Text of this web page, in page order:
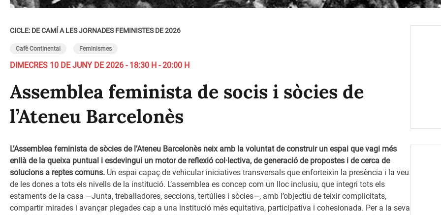
CICLE: DE CAMÍ A LES JORNADES FEMINISTES DE 2026
Cafè Continental Feminismes
DIMECRES 10 DE JUNY DE 2026 - 18:30 H - 20:00 H
Assemblea feminista de socis i sòcies de
l’Ateneu Barcelonès
L’Assemblea feminista de sòcies de l’Ateneu Barcelonès neix amb la voluntat de construir un espai que vagi més
enllà de la queixa puntual i esdevingui un motor de reflexió col·lectiva, de generació de propostes i de cerca de
solucions a reptes comuns. Un espai capaç de vehicular iniciatives transversals que enforteixin la presència i la veu
de les dones a tots els nivells de la institució. L’assemblea es concep com un lloc inclusiu, que integri tots els
estaments de la casa —Junta, treballadores, seccions, tertúlies i sòcies—, amb l’objectiu de teixir complicitats,
compartir mirades i avançar plegades cap a una institució més equitativa, participativa i cohesionada. Per a la seva